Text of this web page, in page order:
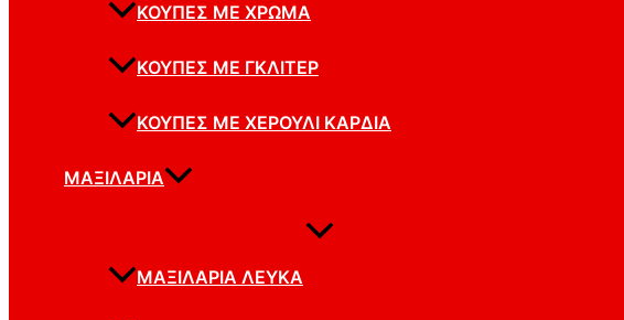
ΚΟΎΠΕΣ ΜΕ ΧΡΏΜΑ
ΚΟΎΠΕΣ ΜΕ ΓΚΛΊΤΕΡ
ΚΟΎΠΕΣ ΜΕ ΧΕΡΟΎΛΙ ΚΑΡΔΙΆ
ΜΑΞΙΛΆΡΙΑ
ΜΑΞΙΛΆΡΙΑ ΛΕΥΚΆ